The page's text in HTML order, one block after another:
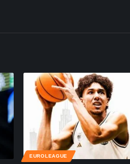
EUROLEAGUE